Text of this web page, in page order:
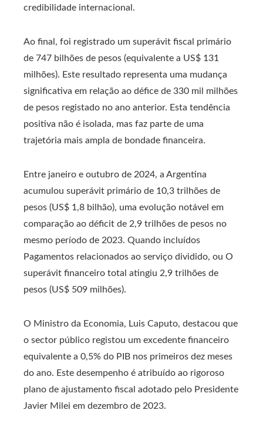
credibilidade internacional.
Ao final, foi registrado um superávit fiscal primário
de 747 bilhões de pesos (equivalente a US$ 131
milhões). Este resultado representa uma mudança
significativa em relação ao défice de 330 mil milhões
de pesos registado no ano anterior. Esta tendência
positiva não é isolada, mas faz parte de uma
trajetória mais ampla de bondade financeira.
Entre janeiro e outubro de 2024, a Argentina
acumulou superávit primário de 10,3 trilhões de
pesos (US$ 1,8 bilhão), uma evolução notável em
comparação ao déficit de 2,9 trilhões de pesos no
mesmo período de 2023. Quando incluídos
Pagamentos relacionados ao serviço dividido, ou O
superávit financeiro total atingiu 2,9 trilhões de
pesos (US$ 509 milhões).
O Ministro da Economia, Luis Caputo, destacou que
o sector público registou um excedente financeiro
equivalente a 0,5% do PIB nos primeiros dez meses
do ano. Este desempenho é atribuído ao rigoroso
plano de ajustamento fiscal adotado pelo Presidente
Javier Milei em dezembro de 2023.